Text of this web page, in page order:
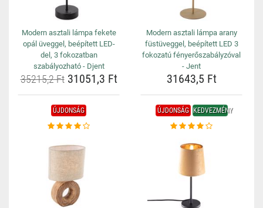
Modern asztali lámpa fekete
opál üveggel, beépített LED-
del, 3 fokozatban
szabályozható - Djent
35215,2 Ft31051,3 Ft
Modern asztali lámpa arany
füstüveggel, beépített LED 3
fokozatú fényerőszabályzóval
- Jent
31643,5 Ft
ÚJDONSÁG ÚJDONSÁG KEDVEZMÉNY